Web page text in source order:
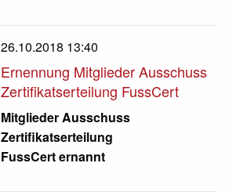
26.10.2018 13:40
Ernennung Mitglieder Ausschuss
Zertifikatserteilung FussCert
Mitglieder Ausschuss
Zertifikatserteilung
FussCert ernannt